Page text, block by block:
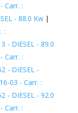
Carr. :
- 88.0 Kw|
:
- DIESEL - 89.0
Carr. :
- DIESEL -
03 - Carr. :
- DIESEL - 92.0
Carr. :